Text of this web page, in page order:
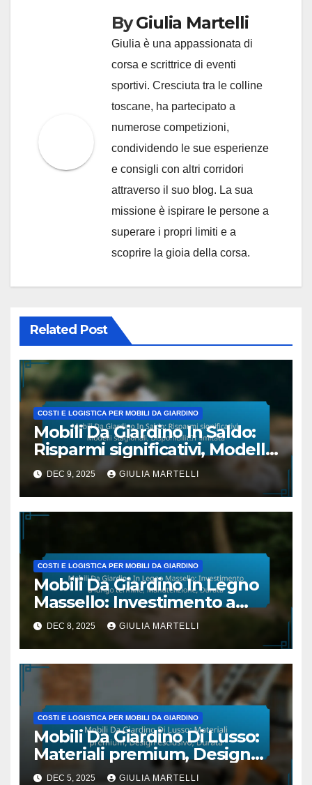
ByGiulia Martelli
Giulia è una appassionata di
corsa e scrittrice di eventi
sportivi. Cresciuta tra le colline
toscane, ha partecipato a
numerose competizioni,
condividendo le sue esperienze
e consigli con altri corridori
attraverso il suo blog. La sua
missione è ispirare le persone a
superare i propri limiti e a
scoprire la gioia della corsa.
Related Post
COSTI E LOGISTICA PER MOBILI DA GIARDINO
Mobili Da Giardino In Saldo:
Risparmi significativi, Modelli
stagionali, Disponibilità
limitata
DEC 9, 2025 GIULIA MARTELLI
COSTI E LOGISTICA PER MOBILI DA GIARDINO
Mobili Da Giardino In Legno
Massello: Investimento a
lungo termine,
Manutenzione, Durata
DEC 8, 2025 GIULIA MARTELLI
COSTI E LOGISTICA PER MOBILI DA GIARDINO
Mobili Da Giardino Di Lusso:
Materiali premium, Design
esclusivo, Durata
DEC 5, 2025 GIULIA MARTELLI